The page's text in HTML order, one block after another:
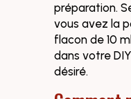
préparation.
vous avez la
flacon de 10
dans votre
désiré.